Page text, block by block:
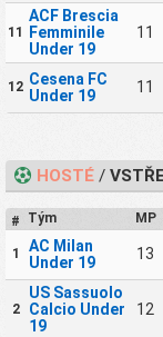
11
ACF Brescia
Femminile
Under 19
11
12 Cesena FC
Under 19
11
HOSTÉ /
# Tým MP
1
AC Milan
Under 19
13
2
US Sassuolo
Calcio Under
19
12